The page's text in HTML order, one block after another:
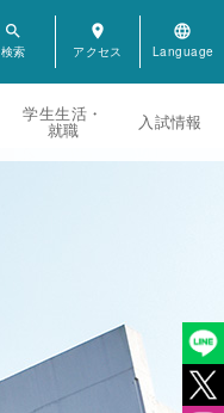
search room language
学生生活・
就職 入試情報